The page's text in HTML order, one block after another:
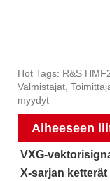
Hot Tags: R&S
Valmistajat,
myydyt
Aiheeseen
VXG-
X-sarjan